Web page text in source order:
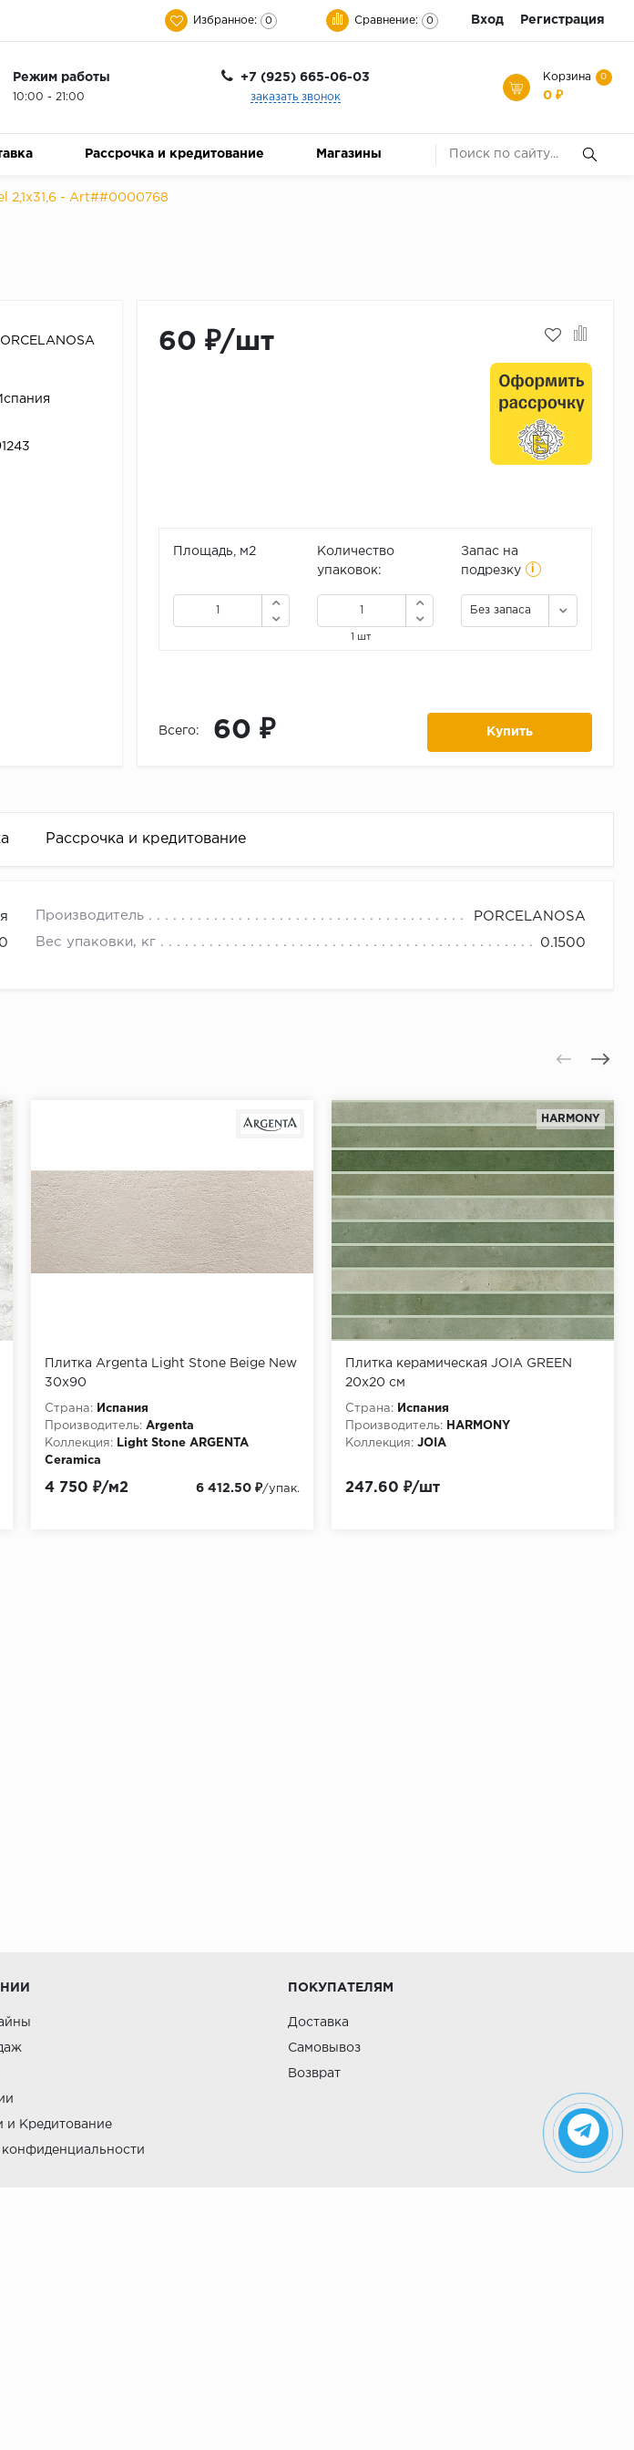
Избранное: 0 Сравнение: 0 Вход Регистрация
Режим работы
10:00 - 21:00
+7 (925) 665-06-03
заказать звонок
Корзина 0
0 ₽
Рассрочка и кредитование Магазины
2,1x31,6 - Art##0000768
60 ₽/шт
Площадь, м2
Количество
упаковок:
1 шт
Запас на
подрезку
i
Без запаса
Всего: 60 ₽ Купить
Рассрочка и кредитование
Производитель PORCELANOSA
Вес упаковки, кг 0.1500
от 3 до 10 месяцев
Плитка Argenta Light Stone Beige New
30х90
Страна:
Испания
Производитель: Argenta
Коллекция:
Light Stone ARGENTA
Ceramica
Текстура: структурированная
4 750 ₽/м2 6 412.50 ₽/упак.
HARMONY
Плитка керамическая JOIA GREEN
20x20 см
Страна:
Испания
Производитель:
HARMONY
Коллекция: JOIA
247.60 ₽/шт
и Кредитование
конфиденциальности
ПОКУПАТЕЛЯМ
Доставка
Самовывоз
Возврат